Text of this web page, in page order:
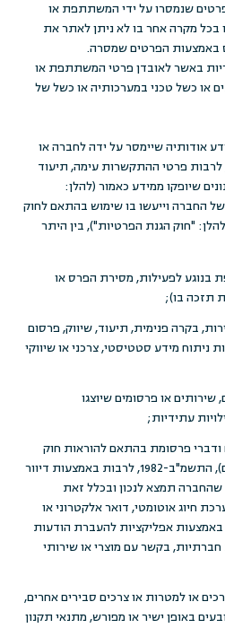
שנמסרו על ידי המשתתפת או
בכל מקרה אחר בו לא ניתן לאתר את
באמצעות הפרטים שמסרה.
באשר לאובדן פרטי המשתתפת או
או כשל טכני במערכותיה או כשל של
אודותיה שיימסר על ידה לחברה או
לרבות פרטי ההתקשרות עימה, תיעוד
שיופקו ממידע כאמור (להלן:
החברה וייעשו בו שימוש בהתאם לחוק
הפרטיות, התשמ"א-1981 (להלן: "חוק הגנת הפרטיות"), בין היתר
לפעילות, מסירת הפרס או
תזכה בו);
בקרה פנימית, תיעוד, שיווק, פרסום
ניתוח מידע סטטיסטי, צרכני או שיווקי
או פרסומים שיוצגו
עתידיות;
ודברי פרסומת בהתאם להוראות חוק
התקשורת (בזק ושידורים), התשמ"ב-1982, לרבות באמצעות דיוור
שהחברה תמצא לנכון ובכלל זאת
חיוג אוטומטי, דואר אלקטרוני או
אפליקציות להעברת הודעות
בקשר עם מוצרי או שירותי
או למטרות או צרכים סבירים אחרים,
באופן ישיר או מפורש, מתנאי תקנון